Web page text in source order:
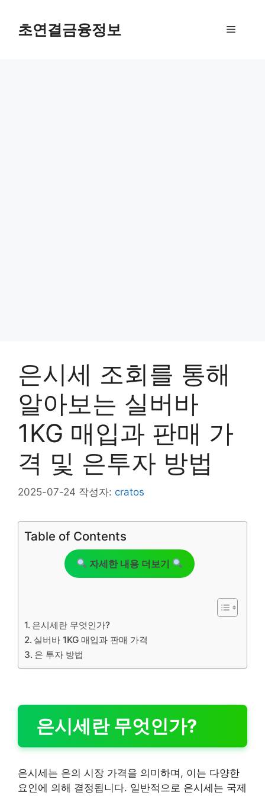
초연결금융정보 메
은시세 조회를 통해
알아보는 실버바
1KG 매입과 판매 가
격 및 은투자 방법
2025-07-24 작성자: cratos
Table of Contents
자세한 내용 더보기
은시세란 무엇인가?
실버바 1KG 매입과 판매 가격
은 투자 방법
은시세란 무엇인가?
은시세는 은의 시장 가격을 의미하며, 이는 다양한
요인에 의해 결정됩니다. 일반적으로 은시세는 국제